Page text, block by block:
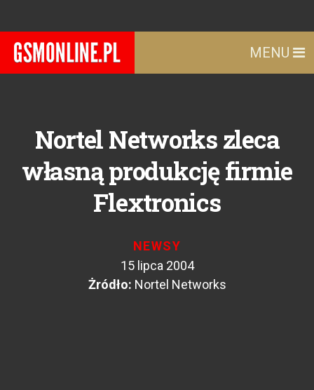
MENU
Nortel Networks zleca
własną produkcję firmie
Flextronics
NEWSY
15 lipca 2004
Żródło: Nortel Networks